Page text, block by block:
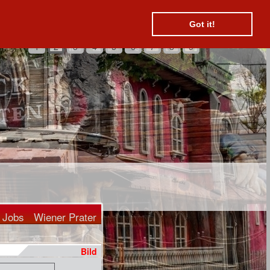
Got it!
9
8
7
6
5
4
3
2
1
Wiener Prater
Jobs
Bild